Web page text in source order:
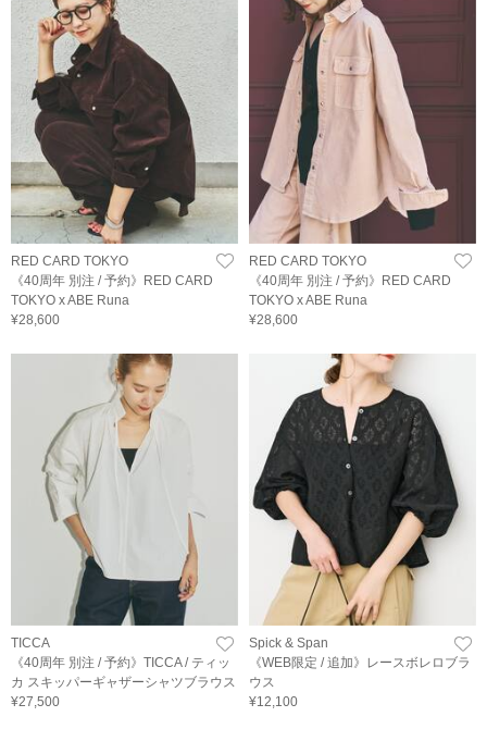
RED CARD TOKYO
《40周年 別注 / 予約》RED CARD
TOKYO x ABE Runa
¥28,600
RED CARD TOKYO
《40周年 別注 / 予約》RED CARD
TOKYO x ABE Runa
¥28,600
TICCA
《40周年 別注 / 予約》TICCA / ティッ
カ スキッパーギャザーシャツブラウス
¥27,500
Spick & Span
《WEB限定 / 追加》レースボレロブラ
ウス
¥12,100